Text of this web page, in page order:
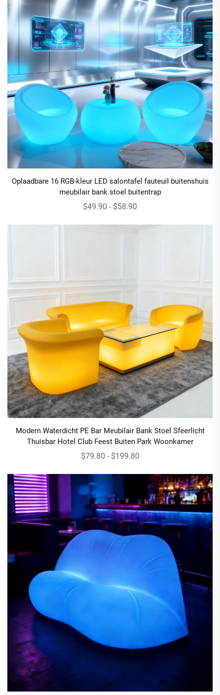
Oplaadbare 16 RGB-kleur LED salontafel fauteuil buitenshuis
meubilair bank stoel buitentrap
$49.90 - $58.90
Modern Waterdicht PE Bar Meubilair Bank Stoel Sfeerlicht
Thuisbar Hotel Club Feest Buiten Park Woonkamer
$79.80 - $199.80